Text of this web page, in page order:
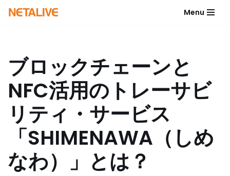
ン
ツ
へ
キ
Menu
ブロックチェーンと
NFC活用のトレーサビ
リティ・サービス
「SHIMENAWA（しめ
なわ）」とは？